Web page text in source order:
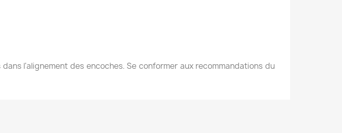
l'alignement des encoches. Se conformer aux recommandations du